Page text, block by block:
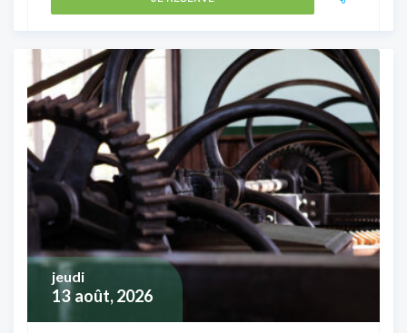
13 août, 2026
jeudi